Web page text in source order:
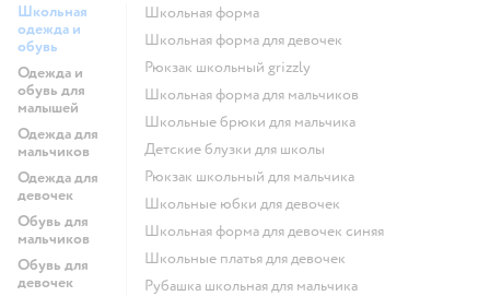
Школьная
одежда и
обувь
Одежда и
обувь для
малышей
Одежда для
мальчиков
Одежда для
девочек
Обувь для
мальчиков
Обувь для
девочек
Школьная форма
Школьная форма для девочек
Рюкзак школьный grizzly
Школьная форма для мальчиков
Школьные брюки для мальчика
Детские блузки для школы
Рюкзак школьный для мальчика
Школьные юбки для девочек
Школьная форма для девочек синяя
Школьные платья для девочек
Рубашка школьная для мальчика